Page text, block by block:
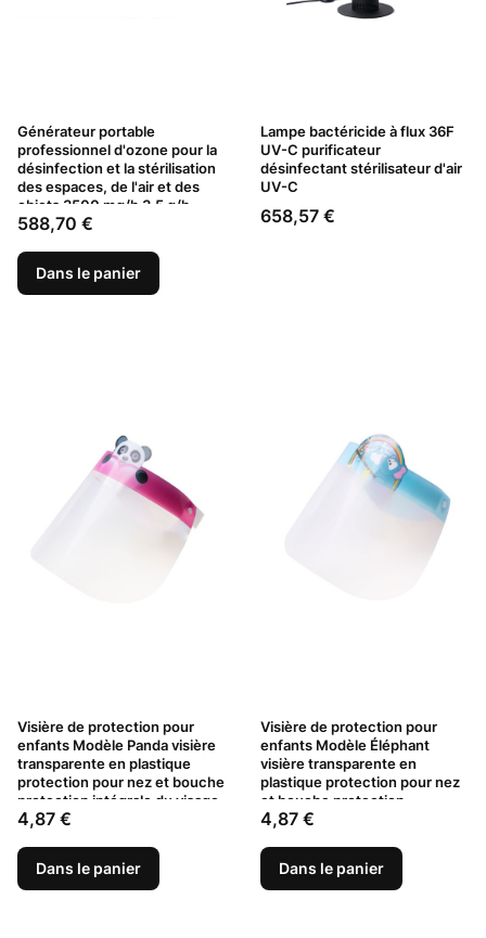
Générateur portable
professionnel d'ozone pour la
désinfection et la stérilisation
des espaces, de l'air et des
objets 3500 mg/h 3,5 g/h
Prix
588,70 €
Dans le panier
Lampe bactéricide à flux 36F
UV-C purificateur
désinfectant stérilisateur d'air
UV-C
Prix
658,57 €
Visière de protection pour
enfants Modèle Panda visière
transparente en plastique
protection pour nez et bouche
protection intégrale du visage
pour enfants
Prix
4,87 €
Dans le panier
Visière de protection pour
enfants Modèle Éléphant
visière transparente en
plastique protection pour nez
et bouche protection
complète du visage pour
Prix
4,87 €
Dans le panier